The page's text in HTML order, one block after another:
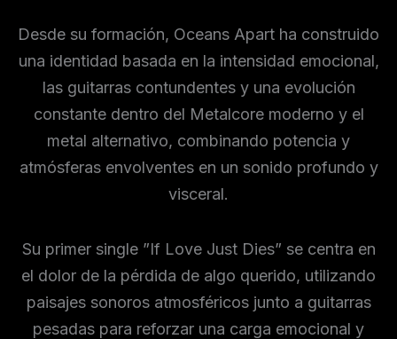
Desde su formación, Oceans Apart ha construido
una identidad basada en la intensidad emocional,
las guitarras contundentes y una evolución
constante dentro del Metalcore moderno y el
metal alternativo, combinando potencia y
atmósferas envolventes en un sonido profundo y
visceral.
Su primer single ”If Love Just Dies” se centra en
el dolor de la pérdida de algo querido, utilizando
paisajes sonoros atmosféricos junto a guitarras
pesadas para reforzar una carga emocional y